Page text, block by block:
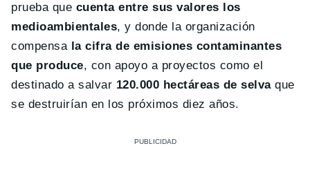
prueba que cuenta entre sus valores los
medioambientales, y donde la organización
compensa la cifra de emisiones contaminantes
que produce, con apoyo a proyectos como el
destinado a salvar 120.000 hectáreas de selvaque
se destruirían en los próximos diez años.